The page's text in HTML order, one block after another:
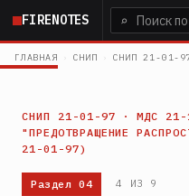
Перейти
основному
FIRENOTES ⌕
ГЛАВНАЯ › СНИП › СНИП 21-01-
СНИП 21-01-97 · МДС 21-
"ПРЕДОТВРАЩЕНИЕ
21-01-97)
Раздел 04 4 ИЗ 9